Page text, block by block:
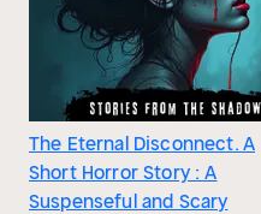
The Eternal Disconnect. A
Short Horror Story : A
Suspenseful and Scary